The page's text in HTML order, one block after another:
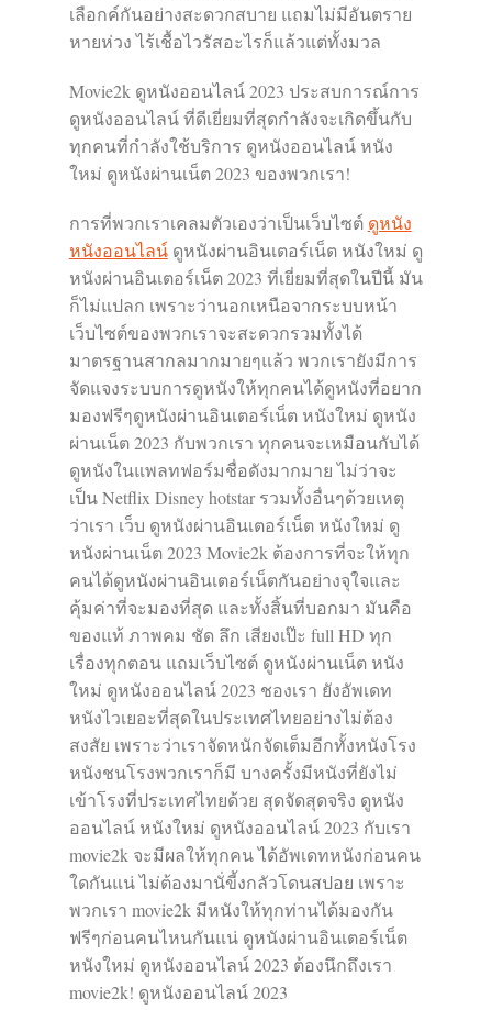
เลือกค์กันอย่างสะดวกสบาย แถมไม่มีอันตราย
หายห่วง ไร้เชื้อไวรัสอะไรก็แล้วแต่ทั้งมวล
Movie2k ดูหนังออนไลน์ 2023 ประสบการณ์การ
ดูหนังออนไลน์ ที่ดีเยี่ยมที่สุดกำลังจะเกิดขึ้นกับ
ทุกคนที่กำลังใช้บริการ ดูหนังออนไลน์ หนัง
ใหม่ ดูหนังผ่านเน็ต 2023 ของพวกเรา!
การที่พวกเราเคลมตัวเองว่าเป็นเว็บไซต์ ดูหนัง
หนังออนไลน์ดูหนังผ่านอินเตอร์เน็ต หนังใหม่ ดู
หนังผ่านอินเตอร์เน็ต 2023 ที่เยี่ยมที่สุดในปีนี้ มัน
ก็ไม่แปลก เพราะว่านอกเหนือจากระบบหน้า
เว็บไซต์ของพวกเราจะสะดวกรวมทั้งได้
มาตรฐานสากลมากมายๆแล้ว พวกเรายังมีการ
จัดแจงระบบการดูหนังให้ทุกคนได้ดูหนังที่อยาก
มองฟรีๆดูหนังผ่านอินเตอร์เน็ต หนังใหม่ ดูหนัง
ผ่านเน็ต 2023 กับพวกเรา ทุกคนจะเหมือนกับได้
ดูหนังในแพลทฟอร์มชื่อดังมากมาย ไม่ว่าจะ
เป็น Netflix Disney hotstar รวมทั้งอื่นๆด้วยเหตุ
ว่าเรา เว็บ ดูหนังผ่านอินเตอร์เน็ต หนังใหม่ ดู
หนังผ่านเน็ต 2023 Movie2k ต้องการที่จะให้ทุก
คนได้ดูหนังผ่านอินเตอร์เน็ตกันอย่างจุใจและ
คุ้มค่าที่จะมองที่สุด และทั้งสิ้นที่บอกมา มันคือ
ของแท้ ภาพคม ชัด ลึก เสียงเป๊ะ full HD ทุก
เรื่องทุกตอน แถมเว็บไซต์ ดูหนังผ่านเน็ต หนัง
ใหม่ ดูหนังออนไลน์ 2023 ชองเรา ยังอัพเดท
หนังไวเยอะที่สุดในประเทศไทยอย่างไม่ต้อง
สงสัย เพราะว่าเราจัดหนักจัดเต็มอีกทั้งหนังโรง
หนังชนโรงพวกเราก็มี บางครั้งมีหนังที่ยังไม่
เข้าโรงที่ประเทศไทยด้วย สุดจัดสุดจริง ดูหนัง
ออนไลน์ หนังใหม่ ดูหนังออนไลน์ 2023 กับเรา
movie2k จะมีผลให้ทุกคน ได้อัพเดทหนังก่อนคน
ใดกันแน่ ไม่ต้องมานั่ขี้งกลัวโดนสปอย เพราะ
พวกเรา movie2k มีหนังให้ทุกท่านได้มองกัน
ฟรีๆก่อนคนไหนกันแน่ ดูหนังผ่านอินเตอร์เน็ต
หนังใหม่ ดูหนังออนไลน์ 2023 ต้องนึกถึงเรา
movie2k! ดูหนังออนไลน์ 2023